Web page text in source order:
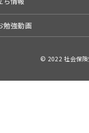
勉強動画
© 2022 社会保